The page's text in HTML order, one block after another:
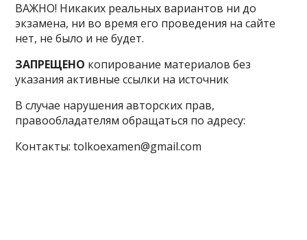
ВАЖНО! Никаких реальных вариантов ни до
экзамена, ни во время его проведения на сайте
нет, не было и не будет.
ЗАПРЕЩЕНО копирование материалов без
указания активные ссылки на источник
В случае нарушения авторских прав,
правообладателям обращаться по адресу:
Контакты: tolkoexamen@gmail.com